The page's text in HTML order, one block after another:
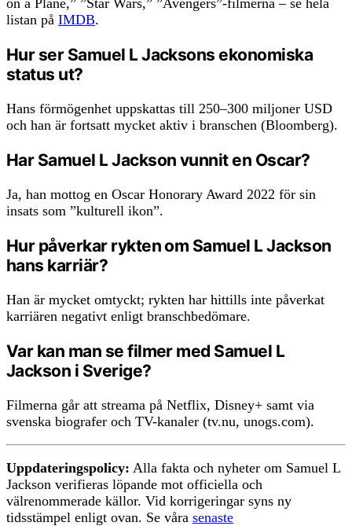
on a Plane,” ”Star Wars,” ”Avengers”-filmerna – se hela
listan på IMDB.
Hur ser Samuel L Jacksons ekonomiska
status ut?
Hans förmögenhet uppskattas till 250–300 miljoner USD
och han är fortsatt mycket aktiv i branschen (Bloomberg).
Har Samuel L Jackson vunnit en Oscar?
Ja, han mottog en Oscar Honorary Award 2022 för sin
insats som ”kulturell ikon”.
Hur påverkar rykten om Samuel L Jackson
hans karriär?
Han är mycket omtyckt; rykten har hittills inte påverkat
karriären negativt enligt branschbedömare.
Var kan man se filmer med Samuel L
Jackson i Sverige?
Filmerna går att streama på Netflix, Disney+ samt via
svenska biografer och TV-kanaler (tv.nu, unogs.com).
Uppdateringspolicy: Alla fakta och nyheter om Samuel L
Jackson verifieras löpande mot officiella och
välrenommerade källor. Vid korrigeringar syns ny
tidsstämpel enligt ovan. Se våra senaste